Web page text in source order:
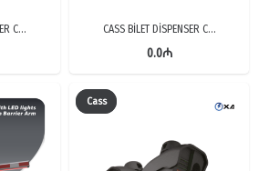
C… CASS BİLET DİSPENSER C…
0.0₼
Cass